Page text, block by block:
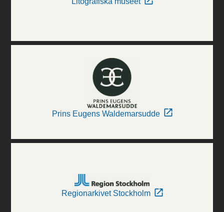
Prins Eugens Waldemarsudde
Regionarkivet Stockholm